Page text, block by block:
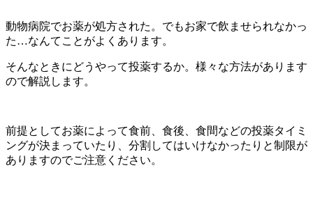
動物病院でお薬が処方された。でもお家で飲ませられなかっ
た…なんてことがよくあります。
そんなときにどうやって投薬するか。様々な方法があります
ので解説します。
前提としてお薬によって食前、食後、食間などの投薬タイミ
ングが決まっていたり、分割してはいけなかったりと制限が
ありますのでご注意ください。